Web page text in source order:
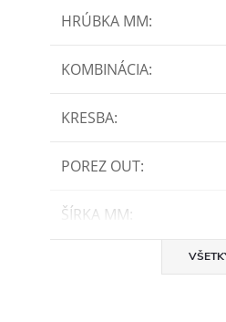
HRÚBKA MM:
KOMBINÁCIA:
KRESBA:
POREZ OUT:
ŠÍRKA MM: